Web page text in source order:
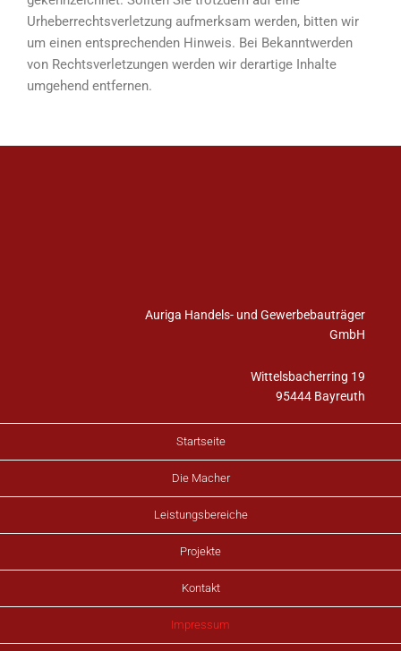
Urheberrechtsverletzung aufmerksam werden, bitten wir
um einen entsprechenden Hinweis. Bei Bekanntwerden
von Rechtsverletzungen werden wir derartige Inhalte
umgehend entfernen.
Startseite
Die Macher
Leistungsbereiche
Projekte
Kontakt
Impressum
Auriga Handels- und Gewerbebauträger
GmbH
Wittelsbacherring 19
95444 Bayreuth
zentrale@auriga-gmbh.de
© 2018 Auriga GmbH